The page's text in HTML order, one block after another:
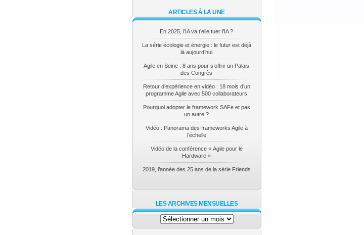
ARTICLES À LA UNE
En 2025, l’IA va t’elle tuer l’IA ?
La série écologie et énergie : le futur est déjà
là aujourd’hui
Agile en Seine : 8 ans pour s’offrir un Palais
des Congrès
Retour d’expérience en vidéo : 18 mois d’un
programme Agile avec 500 collaborateurs
Pourquoi adopter le framework SAFe et pas
un autre ?
Vidéo : Panorama des frameworks Agile à
l’échelle
Vidéo de la conférence « Agile pour le
Hardware »
2019, l’année des 25 ans de la série Friends
LES ARCHIVES MENSUELLES
Les
archives